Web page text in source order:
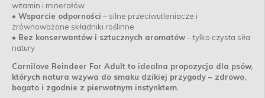
witamin i minerałów
• Wsparcie odporności – silne przeciwutleniacze i
zrównoważone składniki roślinne
• Bez konserwantów i sztucznych aromatów– tylko czysta siła
natury
Carnilove Reindeer For Adult to idealna propozycja dla psów,
których natura wzywa do smaku dzikiej przygody – zdrowo,
bogato i zgodnie z pierwotnym instynktem.